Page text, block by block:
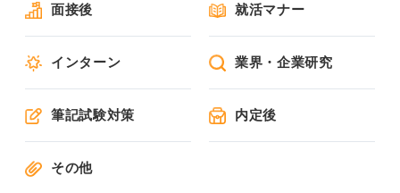
面接後 就活マナー
インターン 業界・企業研究
筆記試験対策 内定後
その他